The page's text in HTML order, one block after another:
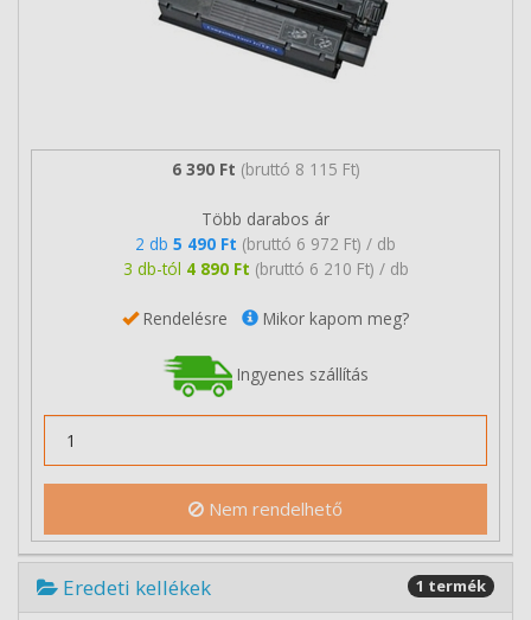
6 390 Ft (bruttó 8 115 Ft)
Több darabos ár
2 db 5 490 Ft (bruttó 6 972 Ft) / db
3 db-tól 4 890 Ft (bruttó 6 210 Ft) / db
Rendelésre Mikor kapom meg?
Ingyenes szállítás
Nem rendelhető
Eredeti kellékek 1 termék